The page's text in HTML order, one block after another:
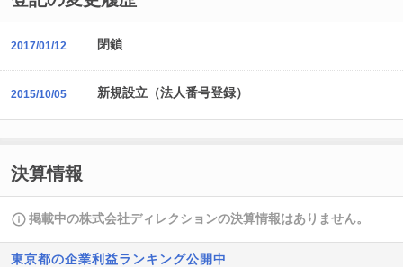
2017/01/12 閉鎖
2015/10/05 新規設立（法人番号登録）
決算情報
掲載中の株式会社ディレクションの決算情報はありません。
東京都の企業利益ランキング公開中